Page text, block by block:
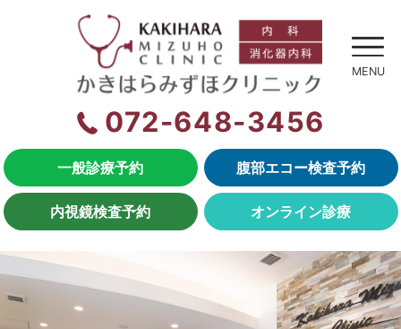
072-648-3456
一般診療予約 腹部エコー検査予約
内視鏡検査予約 オンライン診療